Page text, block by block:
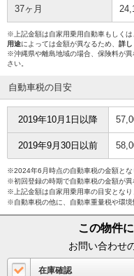
37ヶ月
※上記金額は自家用乗用自動車もしくは
用途によっては金額が異なるため、 詳し
※沖縄県や離島地域の場合、保険料が異
さい。
自動車税の目安
2019年10月1日以降
2019年9月30日以前
※2024年6月時点の自動車税の金額とな
※初回登録の時期で自動車税の金額が異
※上記金額は自家用乗用車の目安となり
※自動車税の他に、自動車重量税や環境
この物件
お問い合わせ
在庫確認